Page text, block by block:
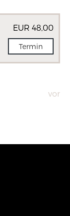
EUR 48,00
Termin
vor